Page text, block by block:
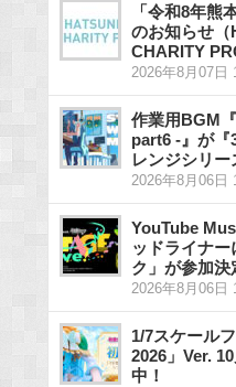
「令和8年熊
のお知らせ（
CHARITY
2026年8月07日
作業用BGM
part6 -』が『
レンジシリー
2026年8月06日
YouTube
ッドライナー
ク」が参加決
2026年8月06日
1/7スケール
2026」Ver.
中！